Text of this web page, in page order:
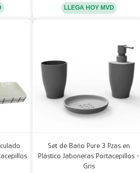
LLEGA HOY MVD
Set de Baño Pure 3 Pzas en
Plástico Jaboneras Portacepillos -
Gris